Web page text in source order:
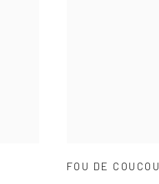
FOU DE COUCOU